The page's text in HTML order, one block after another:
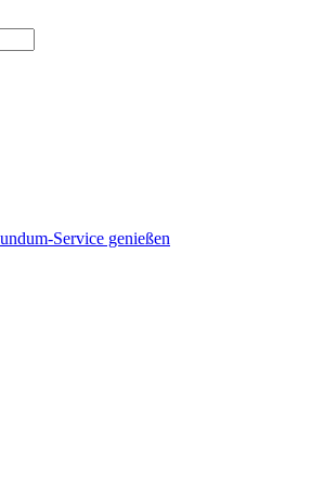
Service genießen